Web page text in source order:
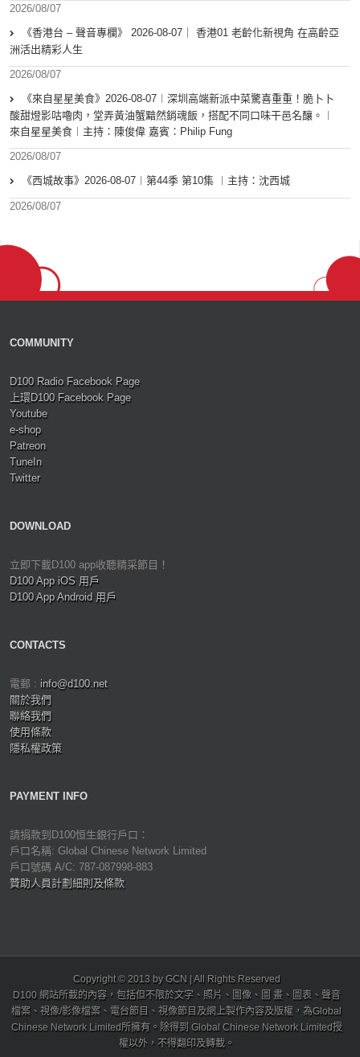
2026/08/07
《香港台 – 聲音專欄》 2026-08-07｜ 香港01 老齡化新視角 在高齡亞
洲活出精彩人生
2026/08/07
《來自星星美食》2026-08-07︱深圳高端新派中菜驚喜重重！脆卜卜
酸甜燈影咕嚕肉，堂弄黃油蟹黯然銷魂飯，搭配不同口味干邑名釀。︱
來自星星美食︱主持：陳俊偉 嘉賓：Philip Fung
2026/08/07
《西城故事》2026-08-07︱第44季 第10集 ︱主持：沈西城
2026/08/07
COMMUNITY
D100 Radio Facebook Page
上環D100 Facebook Page
Youtube
e-shop
Patreon
TuneIn
Twitter
DOWNLOAD
立即下載D100 app收聽精采節目！
D100 App iOS 用戶
D100 App Android 用戶
CONTACTS
電郵 : info@d100.net
關於我們
聯絡我們
使用條款
隱私權政策
PAYMENT INFO
請捐款到D100恒生銀行戶口：
戶口名稱: Global Chinese Network Limited
戶口號碼 A/C: 787-087998-883
贊助人員計劃細則及條款
Copyright © 2013 by GCN | All Rights Reserved
D100 網站所載的內容，包括但不限於文字、照片、圖像、圖 畫、圖表、聲音
檔案、視像/影像檔案、電台節目、視像節目及網上製作內容及版權，為Global
Chinese Network Limited所擁有。除得到 Global Chinese Network Limited授
權以外，不得翻印及轉載。